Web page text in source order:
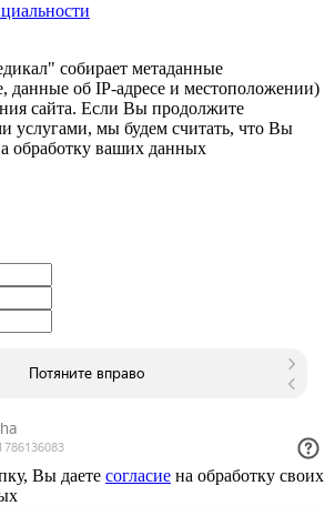
собирает метаданные
данные об IP-адресе и местоположении)
сайта. Если Вы продолжите
услугами, мы будем считать, что Вы
обработку ваших данных
Вы даете согласие на обработку своих